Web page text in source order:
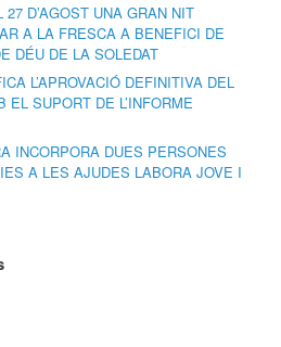
D’AGOST UNA GRAN NIT
A LA FRESCA A BENEFICI DE
DÉU DE LA SOLEDAT
L’APROVACIÓ DEFINITIVA DEL
SUPORT DE L’INFORME
INCORPORA DUES PERSONES
A LES AJUDES LABORA JOVE I